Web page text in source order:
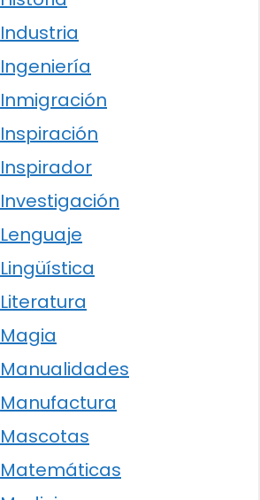
Industria
Ingeniería
Inmigración
Inspiración
Inspirador
Investigación
Lenguaje
Lingüística
Literatura
Magia
Manualidades
Manufactura
Mascotas
Matemáticas